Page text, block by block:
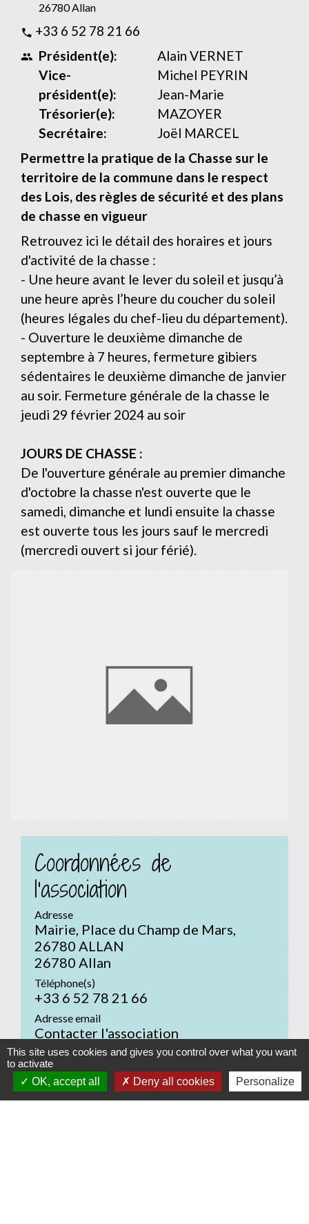
26780 Allan
phone +33 6 52 78 21 66
people Président(e):
Vice-
président(e):
Trésorier(e):
Secrétaire:
Alain VERNET
Michel PEYRIN
Jean-Marie
MAZOYER
Joël MARCEL
Permettre la pratique de la Chasse sur le
territoire de la commune dans le respect
des Lois, des règles de sécurité et des plans
de chasse en vigueur
Retrouvez ici le détail des horaires et jours
d'activité de la chasse :
- Une heure avant le lever du soleil et jusqu’à
une heure après l’heure du coucher du soleil
(heures légales du chef-lieu du département).
- Ouverture le deuxième dimanche de
septembre à 7 heures, fermeture gibiers
sédentaires le deuxième dimanche de janvier
au soir. Fermeture générale de la chasse le
jeudi 29 février 2024 au soir
JOURS DE CHASSE :
De l'ouverture générale au premier dimanche
d'octobre la chasse n'est ouverte que le
samedi, dimanche et lundi ensuite la chasse
est ouverte tous les jours sauf le mercredi
(mercredi ouvert si jour férié).
Coordonnées de
l'association
Adresse
Mairie, Place du Champ de Mars,
26780 ALLAN
26780 Allan
Téléphone(s)
+33 6 52 78 21 66
Adresse email
Contacter l'association
Site Internet
-
Réseaux sociaux
-
This site uses cookies and gives you control over what you want
to activate
OK, accept all
Deny all cookies Personalize